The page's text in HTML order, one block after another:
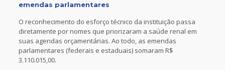
emendas parlamentares
O reconhecimento do esforço técnico da instituição passa
diretamente por nomes que priorizaram a saúde renal em
suas agendas orçamentárias. Ao todo, as emendas
parlamentares (federais e estaduais) somaram R$
3.110.015,00.